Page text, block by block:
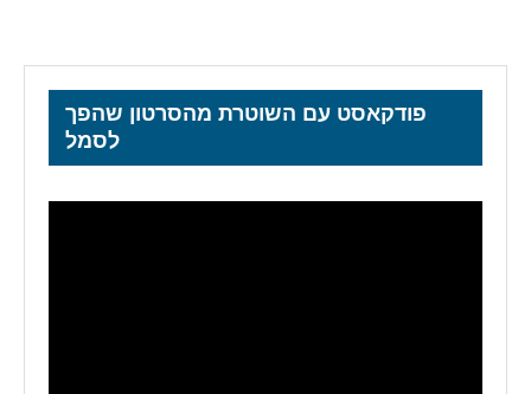
פודקאסט עם השוטרת מהסרטון שהפך
לסמל